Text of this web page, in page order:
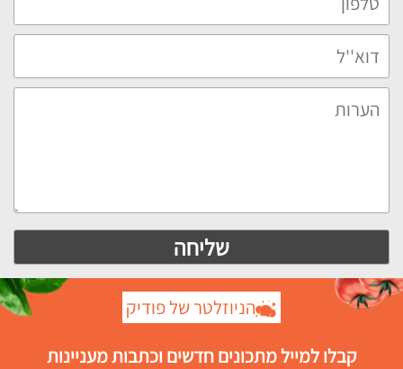
הניוזלטר של פודיק
קבלו למייל מתכונים חדשים וכתבות מעניינות